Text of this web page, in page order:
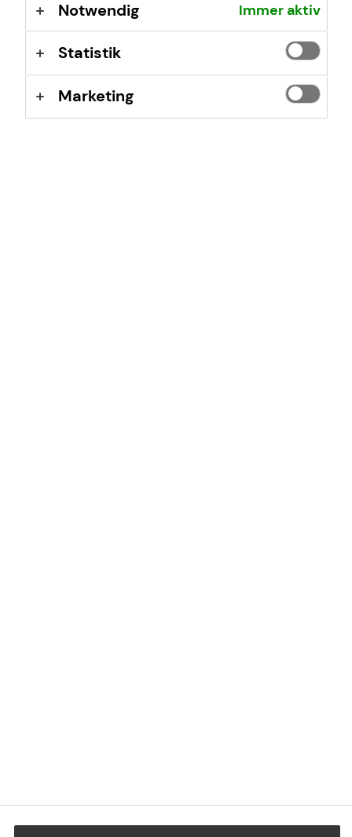
Ich bin damit einverstanden, dass mich tecis bzw.
selbstständige Vertriebspartner von tecis aufgrund
meiner obigen Anfrage kontaktieren dürfen. Diese
Fax, E-Mail) ohne Angaben von Gründen bei der
Firma tecis Finanzdienstleistungen AG, Alter
Notwendig Immer aktiv
Statistik
Marketing